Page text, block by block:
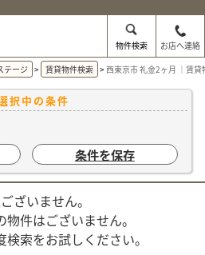
物件検索
お店へ連絡
テージ
賃貸物件検索 西東京市 礼金2ヶ月 ｜賃貸
択中の条件
条件を保存
ざいません。
件はございません。
索をお試しください。